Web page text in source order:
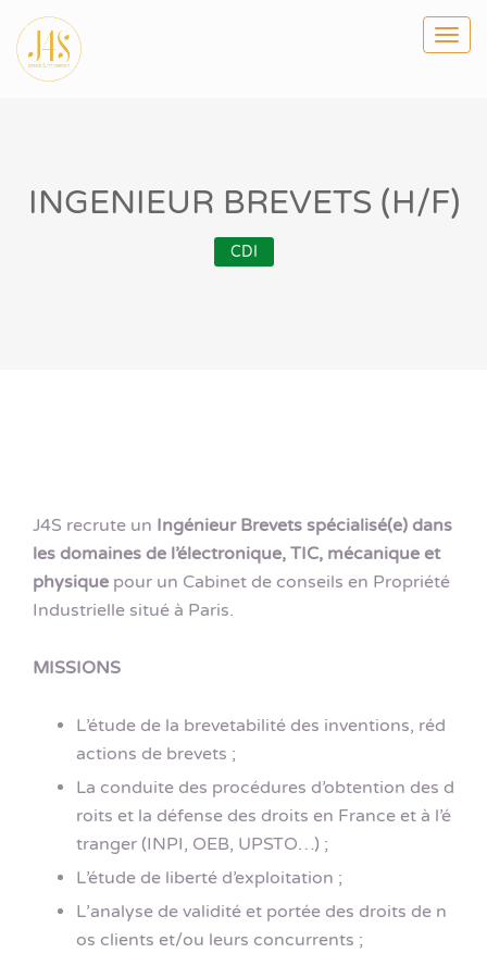
INGENIEUR BREVETS (H/F)
CDI
J4S recrute un Ingénieur Brevets spécialisé(e) dans
les domaines de l’électronique, TIC, mécanique et
physique pour un Cabinet de conseils en Propriété
Industrielle situé à Paris.
MISSIONS
L’étude de la brevetabilité des inventions, réd
actions de brevets ;
La conduite des procédures d’obtention des d
roits et la défense des droits en France et à l’é
tranger (INPI, OEB, UPSTO…) ;
L’étude de liberté d’exploitation ;
L’analyse de validité et portée des droits de n
os clients et/ou leurs concurrents ;